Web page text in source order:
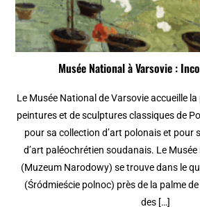
Musée National à Varsovie :
Le Musée National de Varsovie accueille
peintures et de sculptures classiques de
pour sa collection d’art polonais et pour
d’art paléochrétien soudanais. Le
(Muzeum Narodowy) se trouve dans le
(Śródmieście polnoc) près de la palme
des […]